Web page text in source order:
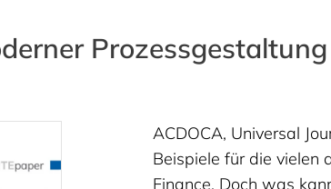
ACDOCA, Universal
Beispiele für die vielen
Finance. Doch was